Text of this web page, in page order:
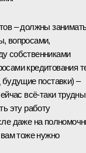
– должны
вопросами,
собственниками
кредитования
поставки) –
всё‑таки
эту работу
даже на
тоже нужно